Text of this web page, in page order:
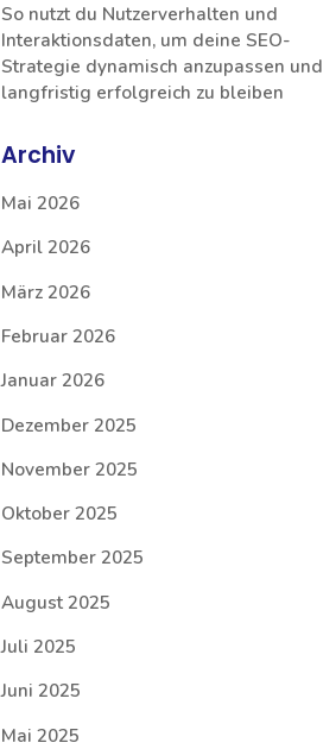
So nutzt du Nutzerverhalten und
Interaktionsdaten, um deine SEO-
Strategie dynamisch anzupassen und
langfristig erfolgreich zu bleiben
Archiv
Mai 2026
April 2026
März 2026
Februar 2026
Januar 2026
Dezember 2025
November 2025
Oktober 2025
September 2025
August 2025
Juli 2025
Juni 2025
Mai 2025